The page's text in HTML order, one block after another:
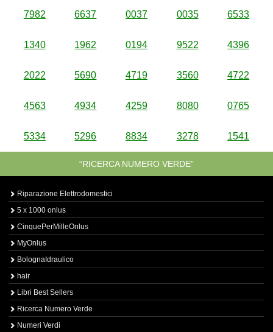
7982 6637 0037 0035 6533
1340 1962 0194 9522 4396
2022 5690 4719 3560 4722
4563 4934 4259 8080 0765
5334 5296 8834 3278 1541
“RICERCA NUMERO VERDE”
Riparazione Elettrodomestici
5 x 1000 onlus
CinquePerMilleOnlus
MyOnlus
BolognaIdraulico
hair
Libri Best Sellers
Ricerca Numero Verde
Numeri Verdi